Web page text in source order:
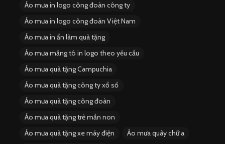
Áo mưa in logo công đoàn công ty
Áo mưa in logo công đoàn Việt Nam
Áo mưa in ấn làm quà tặng
Áo mưa măng tô in logo theo yêu cầu
Áo mưa quà tặng Campuchia
Áo mưa quà tặng công ty xổ số
Áo mưa quà tặng công đoàn
Áo mưa quà tặng trẻ mần non
Áo mưa quà tặng xe máy điện
Áo mưa quây chữ a